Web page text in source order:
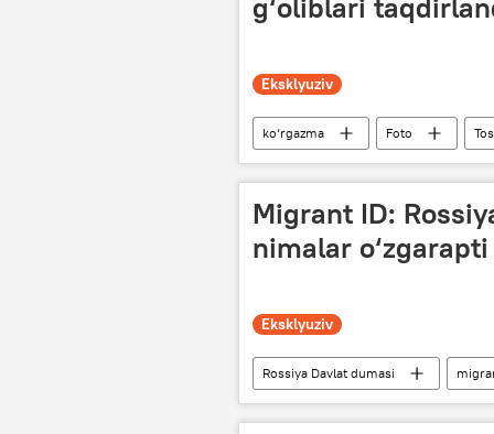
Eksklyuziv
ko‘rgazma Foto
O‘zbekiston
Migrant ID:
nimalar o‘zgarapti
Eksklyuziv
Rossiya Davlat dumasi
Moskva
Peterburg xalqaro